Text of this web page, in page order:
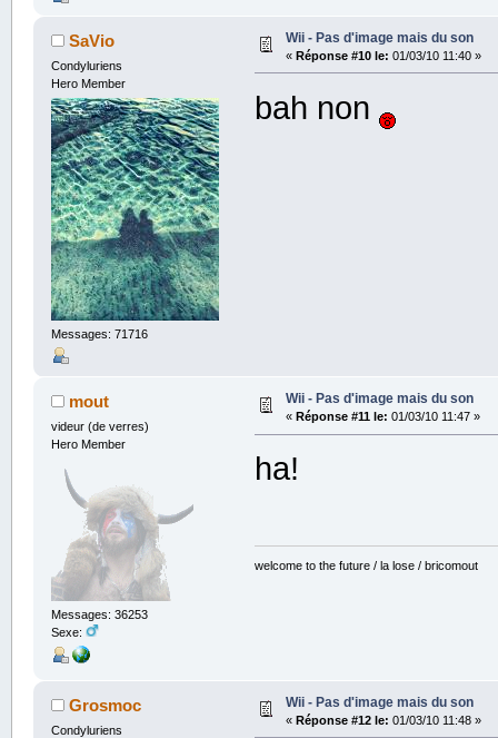
SaVio
Condyluriens
Hero Member
Messages: 71716
Wii - Pas d'image mais du son
« Réponse #10 le: 01/03/10 11:40 »
bah non
mout
videur (de verres)
Hero Member
Messages: 36253
Sexe:
Wii - Pas d'image mais du son
« Réponse #11 le: 01/03/10 11:47 »
ha!
welcome to the future / la lose / bricomout
Grosmoc
Condyluriens
Wii - Pas d'image mais du son
« Réponse #12 le: 01/03/10 11:48 »